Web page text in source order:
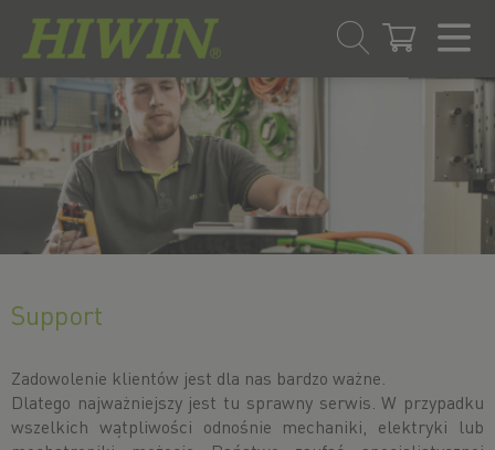
Przejdź
do
treści
Przejdź
do
menu
nawigacyjnego
Support
Zadowolenie klientów jest dla nas bardzo ważne.
Dlatego najważniejszy jest tu sprawny serwis. W przypadku
wszelkich wątpliwości odnośnie mechaniki, elektryki lub